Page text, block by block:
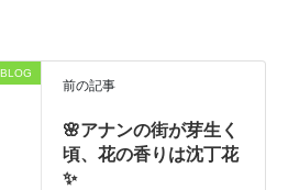
BLOG
前の記事
🌸アナンの街が芽生く
頃、花の香りは沈丁花
✨